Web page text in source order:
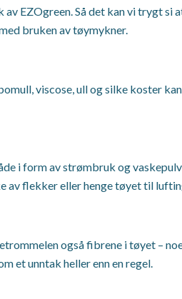
EZOgreen. Så det kan vi trygt si
bruken av tøymykner.
viscose, ull og silke koster
i form av strømbruk og
av flekker eller henge tøyet til
også fibrene i tøyet –
et unntak heller enn en regel.